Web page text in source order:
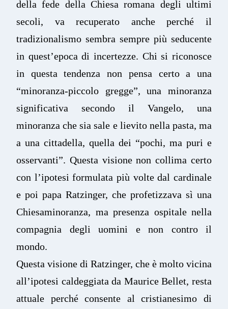
della fede della Chiesa romana degli ultimi
secoli, va recuperato anche perché il
tradizionalismo sembra sempre più seducente
in quest’epoca di incertezze. Chi si riconosce
in questa tendenza non pensa certo a una
“minoranza-piccolo gregge”, una minoranza
significativa secondo il Vangelo, una
minoranza che sia sale e lievito nella pasta, ma
a una cittadella, quella dei “pochi, ma puri e
osservanti”. Questa visione non collima certo
con l’ipotesi formulata più volte dal cardinale
e poi papa Ratzinger, che profetizzava sì una
Chiesaminoranza, ma presenza ospitale nella
compagnia degli uomini e non contro il
mondo.
Questa visione di Ratzinger, che è molto vicina
all’ipotesi caldeggiata da Maurice Bellet, resta
attuale perché consente al cristianesimo di